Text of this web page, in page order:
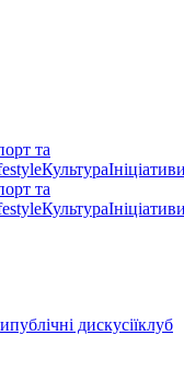
та
Культура
та
Культура
публічні дискусіїклуб